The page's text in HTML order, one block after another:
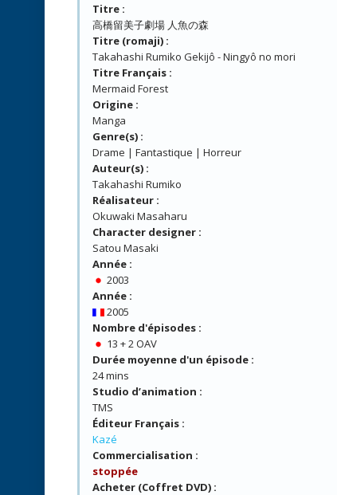
Titre :
高橋留美子劇場 人魚の森
Titre (romaji) :
Takahashi Rumiko Gekijô - Ningyô no mori
Titre Français :
Mermaid Forest
Origine :
Manga
Genre(s) :
Drame | Fantastique | Horreur
Auteur(s) :
Takahashi Rumiko
Réalisateur :
Okuwaki Masaharu
Character designer :
Satou Masaki
Année :
2003
Année :
2005
Nombre d'épisodes :
13 + 2 OAV
Durée moyenne d'un épisode :
24 mins
Studio d’animation :
TMS
Éditeur Français :
Kazé
Commercialisation :
stoppée
Acheter (Coffret DVD) :